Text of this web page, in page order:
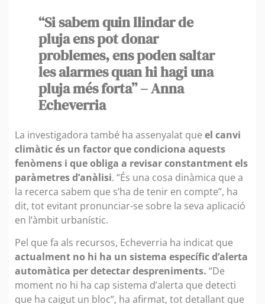
“Si sabem quin llindar de
pluja ens pot donar
problemes, ens poden saltar
les alarmes quan hi hagi una
pluja més forta” – Anna
Echeverria
La investigadora també ha assenyalat que el canvi
climàtic és un factor que condiciona aquests
fenòmens i que obliga a revisar constantment els
paràmetres d’anàlisi. “És una cosa dinàmica que a
la recerca sabem que s’ha de tenir en compte”, ha
dit, tot evitant pronunciar-se sobre la seva aplicació
en l’àmbit urbanístic.
Pel que fa als recursos, Echeverria ha indicat que
actualment no hi ha un sistema específic d’alerta
automàtica per detectar despreniments. “De
moment no hi ha cap sistema d’alerta que detecti
que ha caigut un bloc”, ha afirmat, tot detallant que